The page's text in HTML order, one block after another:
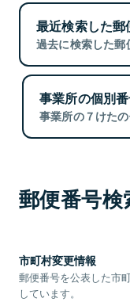
最近検索した郵
過去に検索した郵
事業所の個別
事業所の７けた
郵便番号
市町村変更情報
郵便番号を公表した市
しています。